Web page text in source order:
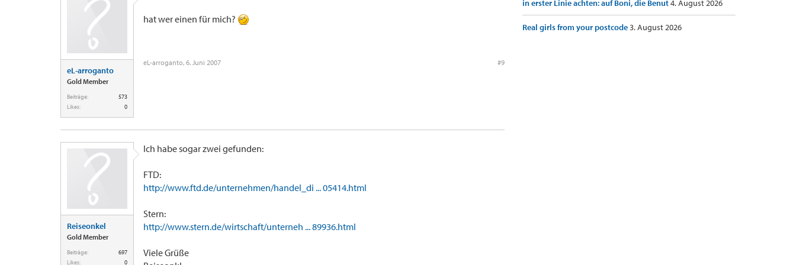
eL-arroganto
Gold Member
Beiträge:
573
Likes:
0
hat wer einen für mich?
eL-arroganto, 6. Juni 2007 #9
Reiseonkel
Gold Member
Beiträge:
697
Likes:
0
Ich habe sogar zwei gefunden:
FTD:
http://www.ftd.de/unternehmen/handel_di ... 05414.html
Stern:
http://www.stern.de/wirtschaft/unterneh ... 89936.html
Viele Grüße
in erster Linie achten: auf Boni, die Benut4. August 2026
Real girls from your postcode3. August 2026